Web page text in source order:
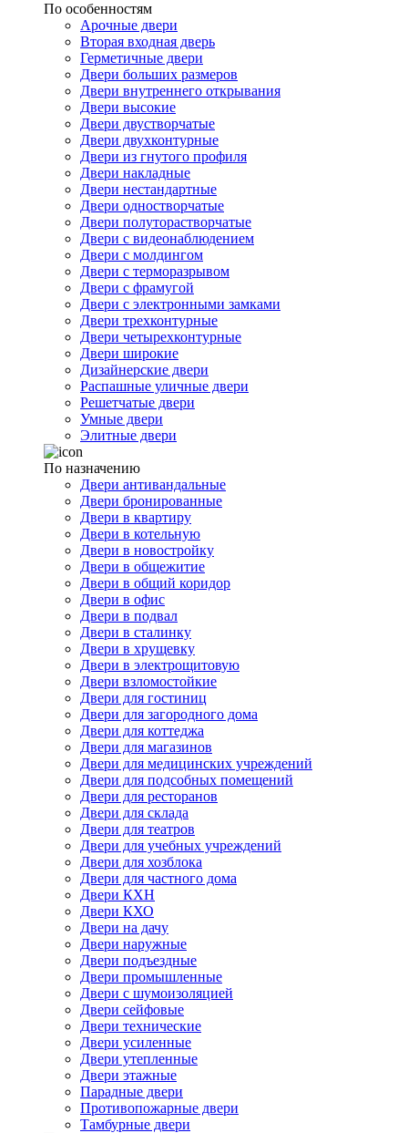
По особенностям
Арочные двери
Вторая входная дверь
Герметичные двери
Двери больших размеров
Двери внутреннего открывания
Двери высокие
Двери двустворчатые
Двери двухконтурные
Двери из гнутого профиля
Двери накладные
Двери нестандартные
Двери одностворчатые
Двери полуторастворчатые
Двери с видеонаблюдением
Двери с молдингом
Двери с терморазрывом
Двери с фрамугой
Двери с электронными замками
Двери трехконтурные
Двери четырехконтурные
Двери широкие
Дизайнерские двери
Распашные уличные двери
Решетчатые двери
Умные двери
Элитные двери
По назначению
Двери антивандальные
Двери бронированные
Двери в квартиру
Двери в котельную
Двери в новостройку
Двери в общежитие
Двери в общий коридор
Двери в офис
Двери в подвал
Двери в сталинку
Двери в хрущевку
Двери в электрощитовую
Двери взломостойкие
Двери для гостиниц
Двери для загородного дома
Двери для коттеджа
Двери для магазинов
Двери для медицинских учреждений
Двери для подсобных помещений
Двери для ресторанов
Двери для склада
Двери для театров
Двери для учебных учреждений
Двери для хозблока
Двери для частного дома
Двери КХН
Двери КХО
Двери на дачу
Двери наружные
Двери подъездные
Двери промышленные
Двери с шумоизоляцией
Двери сейфовые
Двери технические
Двери усиленные
Двери утепленные
Двери этажные
Парадные двери
Противопожарные двери
Тамбурные двери